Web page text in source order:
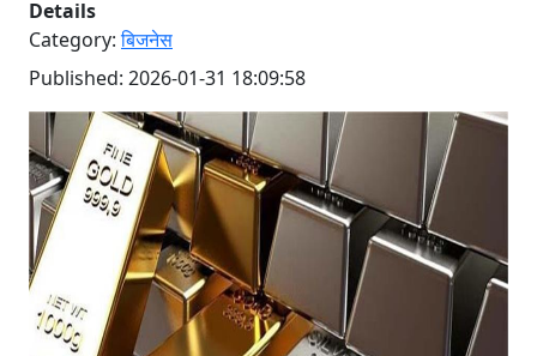
Details
Category:बिजनेस
Published: 2026-01-31 18:09:58